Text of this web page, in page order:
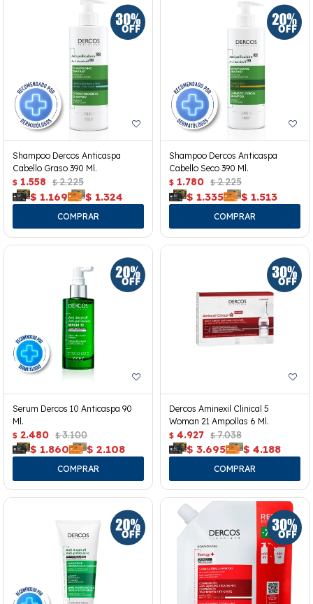
Shampoo Dercos Anticaspa
Cabello Graso 390 Ml.
$ 1.558 $ 2.225
$ 1.169 $ 1.324
Shampoo Dercos Anticaspa
Cabello Seco 390 Ml.
$ 1.780 $ 2.225
$ 1.335 $ 1.513
Serum Dercos 10 Anticaspa 90
Ml.
$ 2.480 $ 3.100
$ 1.860 $ 2.108
Dercos Aminexil Clinical 5
Woman 21 Ampollas 6 Ml.
$ 4.927 $ 7.038
$ 3.695 $ 4.188